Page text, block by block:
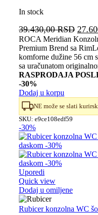
In stock
39.430,00RSD
cena
je
bila:
ROCA Meridian
Premium Brend sa
komforne dužine 56 cm
sa uračunatom
RASPRODAJA
-30%
Dodaj u korpu
NE može se slati
SKU: e9ce108edf59
-30%
Uporedi
Quick view
Dodaj u omiljene
Rubicer konzolna WC